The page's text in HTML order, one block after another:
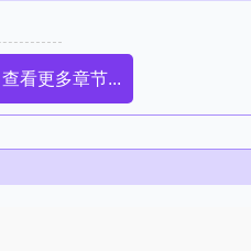
查看更多章节...